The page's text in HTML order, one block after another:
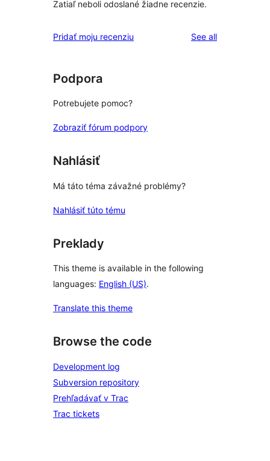
Zatiaľ neboli odoslané žiadne recenzie.
Pridať moju recenziu See allreviews
Podpora
Potrebujete pomoc?
Zobraziť fórum podpory
Nahlásiť
Má táto téma závažné problémy?
Nahlásiť túto tému
Preklady
This theme is available in the following
languages: English (US).
Translate this theme
Browse the code
Development log
Subversion repository
Prehľadávať v Trac
Trac tickets